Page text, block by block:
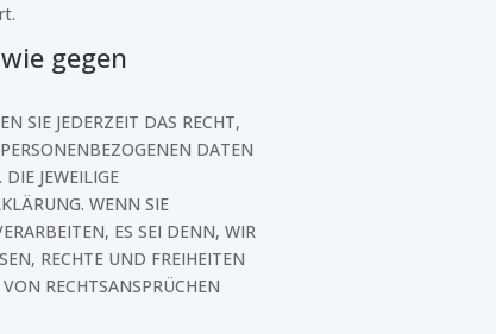
gegen
SIE JEDERZEIT DAS RECHT,
DATEN
JEWEILIGE
WENN SIE
ES SEI DENN, WIR
RECHTE UND FREIHEITEN
RECHTSANSPRÜCHEN